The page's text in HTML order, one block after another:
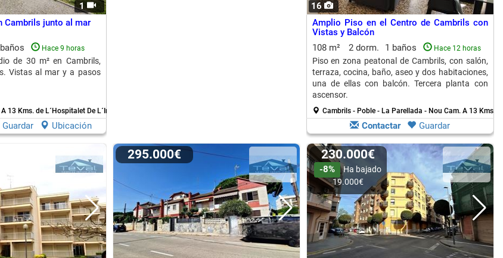
1
Cambrils junto al mar
Hace 9 horas
de 30 m² en Cambrils,
Vistas al mar y a pasos
A 13 Kms. de L´Hospitalet De L´Infant
Guardar Ubicación
16
Amplio Piso en el Centro de Cambrils con
Vistas y Balcón
108 m²
2 dorm. 1 baños Hace 12 horas
Piso en zona peatonal de Cambrils, con salón,
terraza, cocina, baño, aseo y dos habitaciones,
una de ellas con balcón. Tercera planta con
ascensor.
Cambrils - Poble - La Parellada - Nou Cam. A 13 Kms.
Contactar Guardar
295.000€ 230.000€
-8%
Ha bajado
19.000€